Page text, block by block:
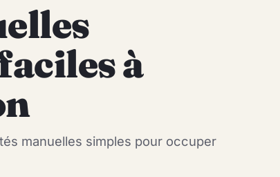
à
manuelles simples pour occuper